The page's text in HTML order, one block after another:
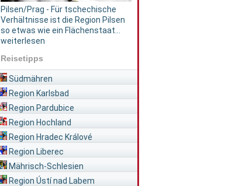
Pilsen/Prag - Für tschechische
Verhältnisse ist die Region Pilsen
so etwas wie ein Flächenstaat...
weiterlesen
Reisetipps
Südmähren
Region Karlsbad
Region Pardubice
Region Hochland
Region Hradec Králové
Region Liberec
Mährisch-Schlesien
Region Ústí nad Labem